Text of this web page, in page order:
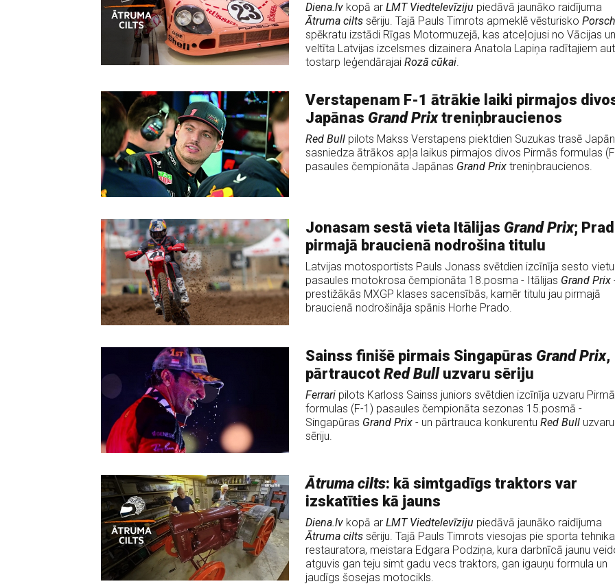
Diena.lvkopā ar LMT Viedtelevīziju piedāvā jaunāko raidījuma
Ātruma ciltssēriju. Tajā Pauls Timrots apmeklē vēsturisko
spēkratu izstādi Rīgas Motormuzejā, kas atceļojusi no Vācijas un
veltīta Latvijas izcelsmes dizainera Anatola Lapiņa radītajiem
tostarp leģendārajai Rozā cūkai.
Verstapenam F-1 ātrākie laiki pirmajos
Japānas Grand Prixtreniņbraucienos
Red Bullpilots Makss Verstapens piektdien Suzukas trasē
sasniedza ātrākos apļa laikus pirmajos divos Pirmās formulas
pasaules čempionāta Japānas Grand Prixtreniņbraucienos.
Jonasam sestā vieta Itālijas Grand Prix;
pirmajā braucienā nodrošina titulu
Latvijas motosportists Pauls Jonass svētdien izcīnīja sesto vietu
pasaules motokrosa čempionāta 18.posma - Itālijas Grand Prix
prestižākās MXGP klases sacensībās, kamēr titulu jau pirmajā
braucienā nodrošināja spānis Horhe Prado.
Sainss finišē pirmais Singapūras Grand Prix,
pārtraucot Red Bulluzvaru sēriju
Ferraripilots Karloss Sainss juniors svētdien izcīnīja uzvaru
formulas (F-1) pasaules čempionāta sezonas 15.posmā -
Singapūras Grand Prix- un pārtrauca konkurentu Red Bulluzvaru
sēriju.
Ātruma cilts: kā simtgadīgs traktors var
izskatīties kā jauns
Diena.lvkopā ar LMT Viedtelevīziju piedāvā jaunāko raidījuma
Ātruma ciltssēriju. Tajā Pauls Timrots viesojas pie sporta
restauratora, meistara Edgara Podziņa, kura darbnīcā jaunu
atguvis gan teju simt gadu vecs traktors, gan igauņu formula un
jaudīgs šosejas motocikls.